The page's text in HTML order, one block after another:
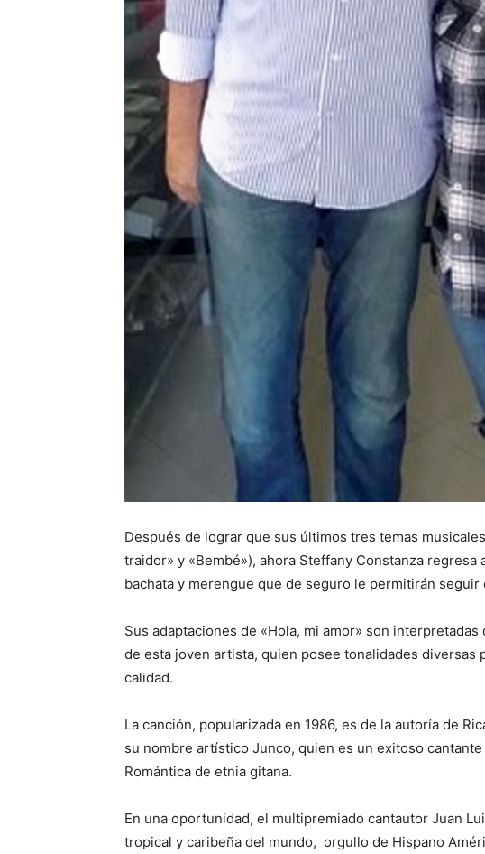
Después de lograr que sus últimos tres temas
traidor» y «Bembé»), ahora Steffany Constanza
bachata y merengue que de seguro le permitirán
Sus adaptaciones de «Hola, mi amor» son
de esta joven artista, quien posee tonalidades diversas
calidad.
La canción, popularizada en 1986, es de la autoría de
su nombre artístico Junco, quien es un exitoso
Romántica de etnia gitana.
En una oportunidad, el multipremiado cantautor Juan
tropical y caribeña del mundo, orgullo de Hispano